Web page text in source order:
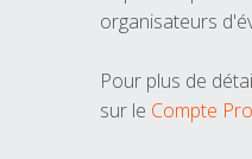
organisateurs
Pour plus de
sur le Compte